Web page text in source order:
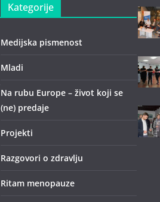
Kategorije
Medijska pismenost
Mladi
Na rubu Europe – život koji se
(ne) predaje
Projekti
Razgovori o zdravlju
Ritam menopauze